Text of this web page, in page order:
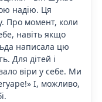
надію. Ця
Про момент, коли
навіть якщо
написала цю
Для дітей і
віри у себе. Ми
І, можливо,